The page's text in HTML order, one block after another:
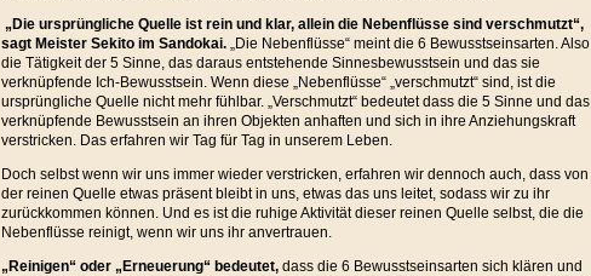
„Die ursprüngliche Quelle ist rein und klar, allein die Nebenflüsse sind verschmutzt“,
sagt Meister Sekito im Sandokai. „Die Nebenflüsse“ meint die 6 Bewusstseinsarten. Also
die Tätigkeit der 5 Sinne, das daraus entstehende Sinnesbewusstsein und das sie
verknüpfende Ich-Bewusstsein. Wenn diese „Nebenflüsse“ „verschmutzt“ sind, ist die
ursprüngliche Quelle nicht mehr fühlbar. „Verschmutzt“ bedeutet dass die 5 Sinne und das
verknüpfende Bewusstsein an ihren Objekten anhaften und sich in ihre Anziehungskraft
verstricken. Das erfahren wir Tag für Tag in unserem Leben.
Doch selbst wenn wir uns immer wieder verstricken, erfahren wir dennoch auch, dass von
der reinen Quelle etwas präsent bleibt in uns, etwas das uns leitet, sodass wir zu ihr
zurückkommen können. Und es ist die ruhige Aktivität dieser reinen Quelle selbst, die die
Nebenflüsse reinigt, wenn wir uns ihr anvertrauen.
„Reinigen“ oder „Erneuerung“ bedeutet, dass die 6 Bewusstseinsarten sich klären und